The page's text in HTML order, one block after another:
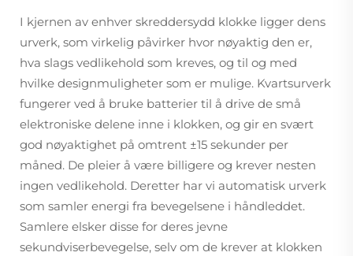
I kjernen av enhver skreddersydd klokke ligger dens
urverk, som virkelig påvirker hvor nøyaktig den er,
hva slags vedlikehold som kreves, og til og med
hvilke designmuligheter som er mulige. Kvartsurverk
fungerer ved å bruke batterier til å drive de små
elektroniske delene inne i klokken, og gir en svært
god nøyaktighet på omtrent ±15 sekunder per
måned. De pleier å være billigere og krever nesten
ingen vedlikehold. Deretter har vi automatisk urverk
som samler energi fra bevegelsene i håndleddet.
Samlere elsker disse for deres jevne
sekundviserbevegelse, selv om de krever at klokken